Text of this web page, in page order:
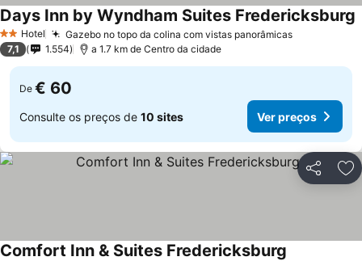
2 Estrelas
Hotel Gazebo no topo da colina com vistas panorâmicas
Days Inn by Wyndham Suites Fredericksburg
7,1 1.554 a 1.7 km de Centro da cidade
De € 60
Consulte os preços de 10 sites Ver preços
Partilhar
Comfort Inn & Suites Fredericksburg